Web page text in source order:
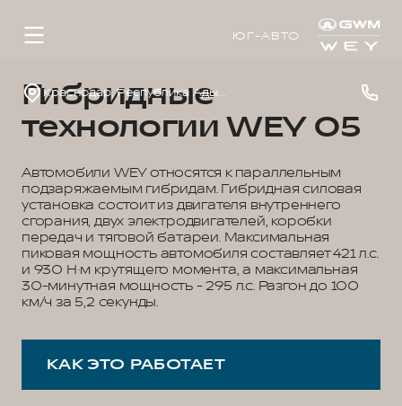
ЮГ-АВТО
Краснодар, Республика Адыгея, р-н Тахтамукайский, аул Тахтамукай, ул. Краснодарская, д. 3
Гибридные
технологии WEY 05
Автомобили WEY относятся к параллельным
подзаряжаемым гибридам. Гибридная силовая
установка состоит из двигателя внутреннего
сгорания, двух электродвигателей, коробки
передач и тяговой батареи. Максимальная
пиковая мощность автомобиля составляет 421 л.с.
и 930 Н·м крутящего момента, а максимальная
30-минутная мощность - 295 л.с. Разгон до 100
км/ч за 5,2 секунды.
КАК ЭТО РАБОТАЕТ